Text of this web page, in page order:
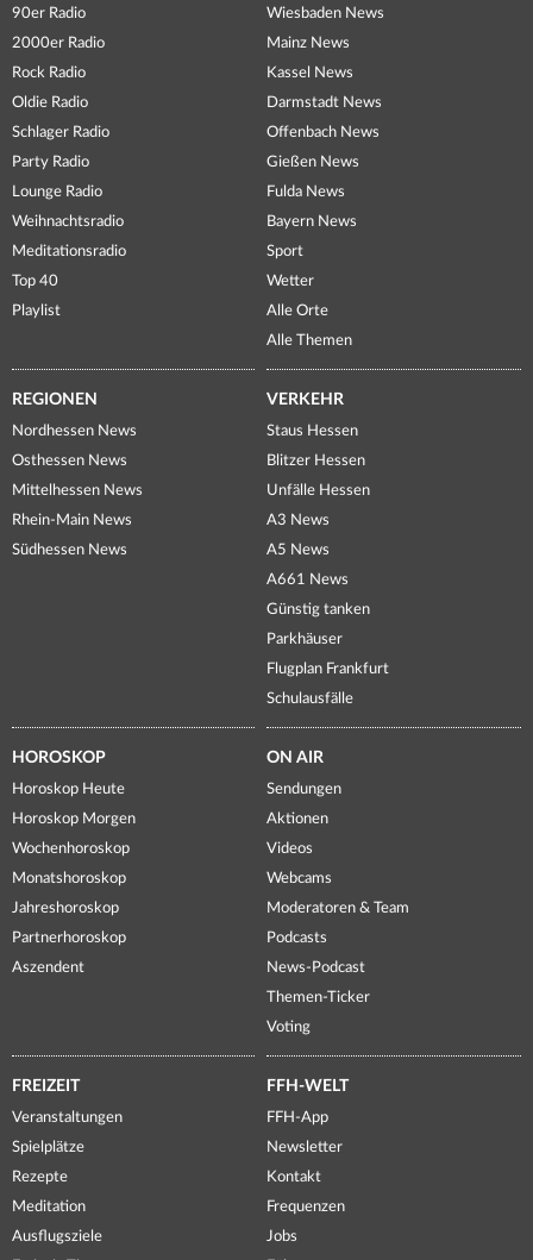
90er Radio
2000er Radio
Rock Radio
Oldie Radio
Schlager Radio
Party Radio
Lounge Radio
Weihnachtsradio
Meditationsradio
Top 40
Playlist
Wiesbaden News
Mainz News
Kassel News
Darmstadt News
Offenbach News
Gießen News
Fulda News
Bayern News
Sport
Wetter
Alle Orte
Alle Themen
REGIONEN
Nordhessen News
Osthessen News
Mittelhessen News
Rhein-Main News
Südhessen News
VERKEHR
Staus Hessen
Blitzer Hessen
Unfälle Hessen
A3 News
A5 News
A661 News
Günstig tanken
Parkhäuser
Flugplan Frankfurt
Schulausfälle
HOROSKOP
Horoskop Heute
Horoskop Morgen
Wochenhoroskop
Monatshoroskop
Jahreshoroskop
Partnerhoroskop
Aszendent
ON AIR
Sendungen
Aktionen
Videos
Webcams
Moderatoren & Team
Podcasts
News-Podcast
Themen-Ticker
Voting
FREIZEIT
Veranstaltungen
Spielplätze
Rezepte
Meditation
Ausflugsziele
FFH-WELT
FFH-App
Newsletter
Kontakt
Frequenzen
Jobs